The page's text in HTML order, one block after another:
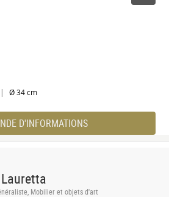
| Ø 34 cm
D'INFORMATIONS
Mobilier et objets d'art